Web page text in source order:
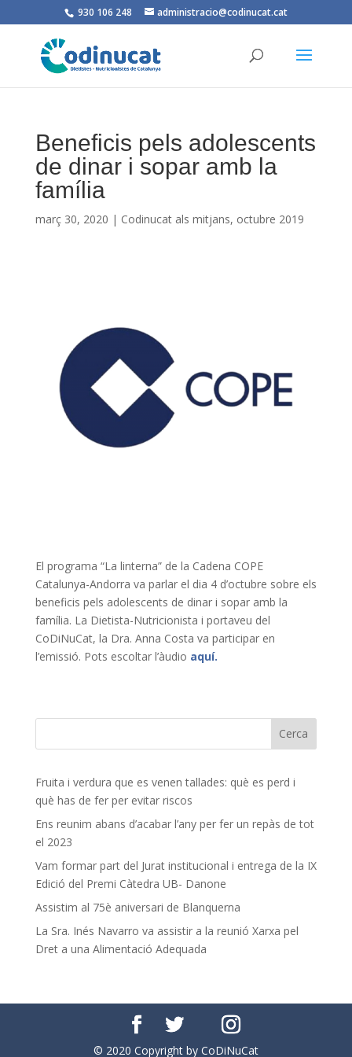
930 106 248 administracio@codinucat.cat
Beneficis pels adolescents
de dinar i sopar amb la
família
març 30, 2020 | Codinucat als mitjans, octubre 2019
El programa “La linterna” de la Cadena COPE
Catalunya-Andorra va parlar el dia 4 d’octubre sobre els
beneficis pels adolescents de dinar i sopar amb la
família. La Dietista-Nutricionista i portaveu del
CoDiNuCat, la Dra. Anna Costa va participar en
l’emissió. Pots escoltar l’àudio aquí.
Fruita i verdura que es venen tallades: què es perd i
què has de fer per evitar riscos
Ens reunim abans d’acabar l’any per fer un repàs de tot
el 2023
Vam formar part del Jurat institucional i entrega de la IX
Edició del Premi Càtedra UB- Danone
Assistim al 75è aniversari de Blanquerna
La Sra. Inés Navarro va assistir a la reunió Xarxa pel
Dret a una Alimentació Adequada
© 2020 Copyright by CoDiNuCat